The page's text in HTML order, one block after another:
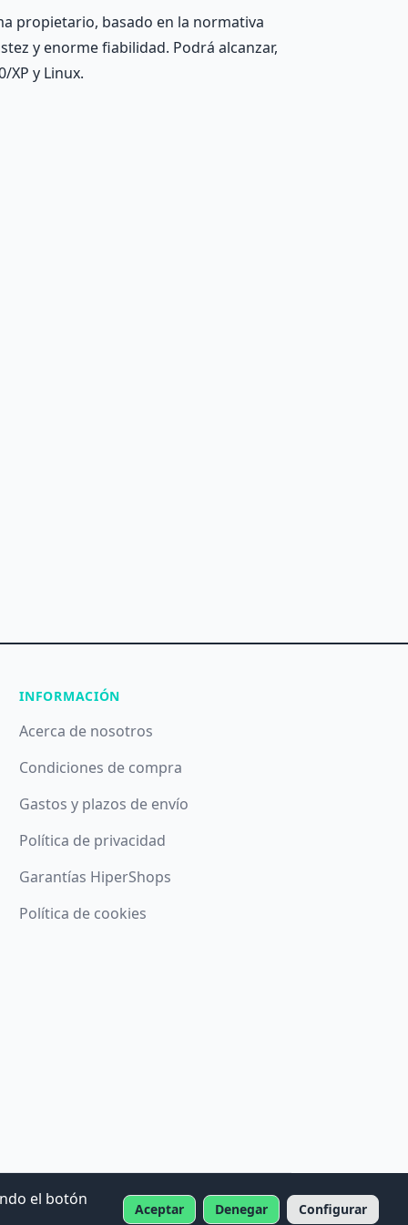
propietario, basado en la normativa
y enorme fiabilidad. Podrá alcanzar,
XP y Linux.
INFORMACIÓN
Acerca de nosotros
Condiciones de compra
Gastos y plazos de envío
Política de privacidad
Garantías HiperShops
Política de cookies
el botón
Aceptar Denegar Configurar